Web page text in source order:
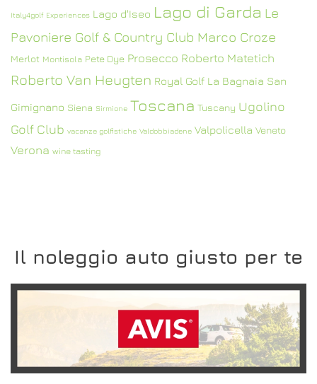
Italy4golf Experiences Lago d'Iseo Lago di Garda Le
Pavoniere Golf & Country Club Marco Croze
Merlot Montisola Pete Dye Prosecco Roberto Matetich
Roberto Van Heugten Royal Golf La Bagnaia San
Gimignano Siena Sirmione Toscana Tuscany Ugolino
Golf Club vacanze golfistiche Valdobbiadene Valpolicella Veneto
Verona wine tasting
Il noleggio auto giusto per te
SCOPRI L'OFFERTA